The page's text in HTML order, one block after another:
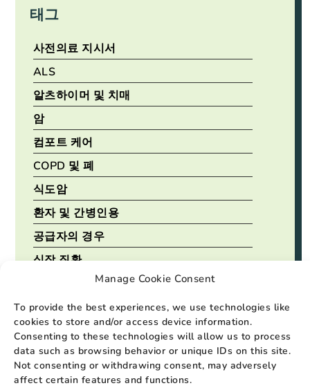
Manage Cookie Consent
To provide the best experiences, we use technologies like
cookies to store and/or access device information.
Consenting to these technologies will allow us to process
data such as browsing behavior or unique IDs on this site.
Not consenting or withdrawing consent, may adversely
affect certain features and functions.
태그
사전의료 지시서
ALS
알츠하이머 및 치매
암
컴포트 케어
COPD 및 폐
식도암
환자 및 간병인용
공급자의 경우
심장 질환
인기 리소스